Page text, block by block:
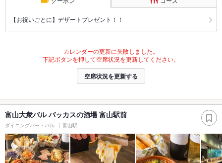
【お祝いごとに】デザートプレゼント！！
カレンダーの更新に失敗しました。
下記ボタンを押して空席状況を更新してください。
空席状況を更新する
富山大衆バル バッカスの酒場 富山駅前
ダイニングバー・バル 富山駅